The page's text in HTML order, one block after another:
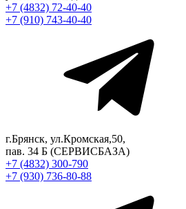
+7 (4832) 72-40-40
+7 (910) 743-40-40
г.Брянск, ул.Кромская,50,
пав. 34 Б (СЕРВИСБАЗА)
+7 (4832) 300-790
+7 (930) 736-80-88